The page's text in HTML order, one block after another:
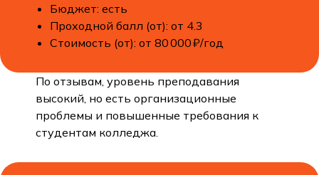
Бюджет: есть
Проходной балл (от): от 4.3
Стоимость (от): от 80 000 ₽/год
По отзывам, уровень преподавания
высокий, но есть организационные
проблемы и повышенные требования к
студентам колледжа.